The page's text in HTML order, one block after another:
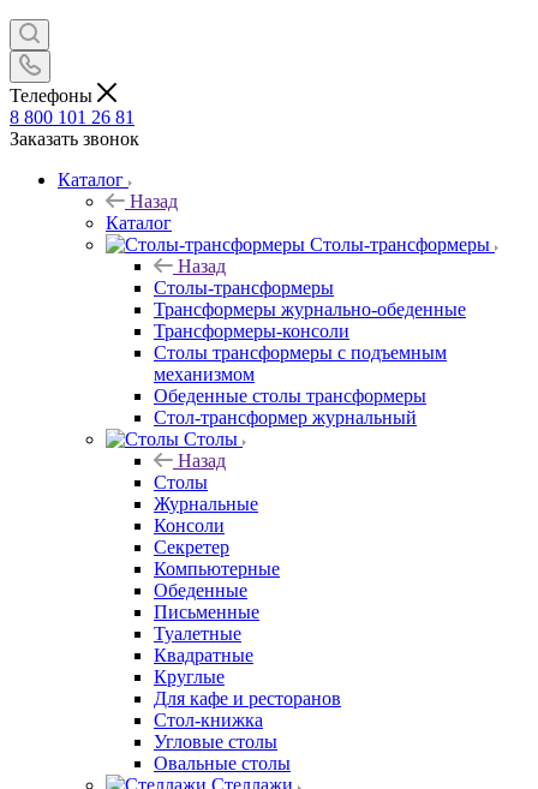
Телефоны
8 800 101 26 81
Заказать звонок
Каталог
Назад
Каталог
Столы-трансформеры
Назад
Столы-трансформеры
Трансформеры журнально-обеденные
Трансформеры-консоли
Столы трансформеры с подъемным
механизмом
Обеденные столы трансформеры
Стол-трансформер журнальный
Столы
Назад
Столы
Журнальные
Консоли
Секретер
Компьютерные
Обеденные
Письменные
Туалетные
Квадратные
Круглые
Для кафе и ресторанов
Стол-книжка
Угловые столы
Овальные столы
Стеллажи